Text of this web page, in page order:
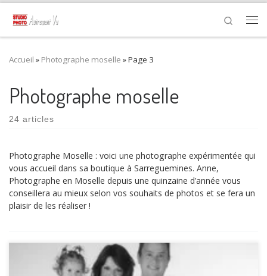
Passer au contenu
Search
Accueil » Photographe moselle »Page 3
Photographe moselle
24 articles
Photographe Moselle : voici une photographe expérimentée qui
vous accueil dans sa boutique à Sarreguemines. Anne,
Photographe en Moselle depuis une quinzaine d’année vous
conseillera au mieux selon vos souhaits de photos et se fera un
plaisir de les réaliser !